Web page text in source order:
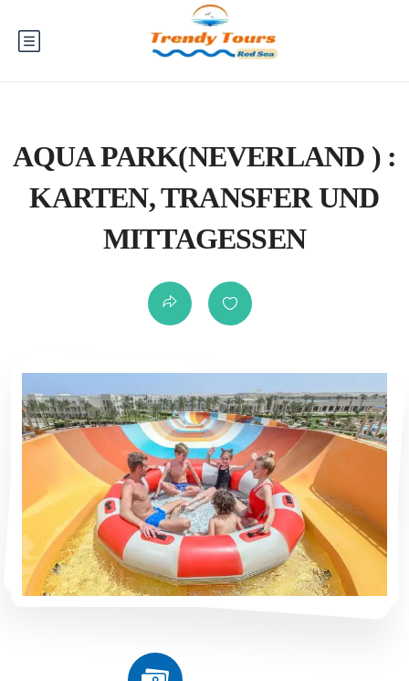
AQUA PARK(NEVERLAND ) :
KARTEN, TRANSFER UND
MITTAGESSEN